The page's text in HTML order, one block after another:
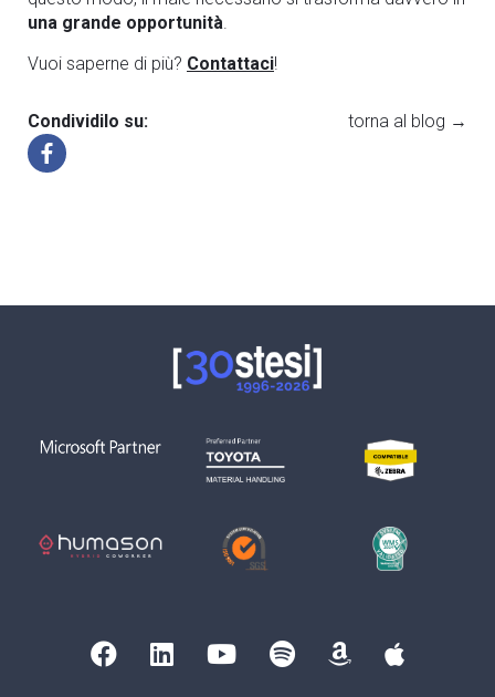
una grande opportunità.
Vuoi saperne di più? Contattaci!
Condividilo su: torna al blog →